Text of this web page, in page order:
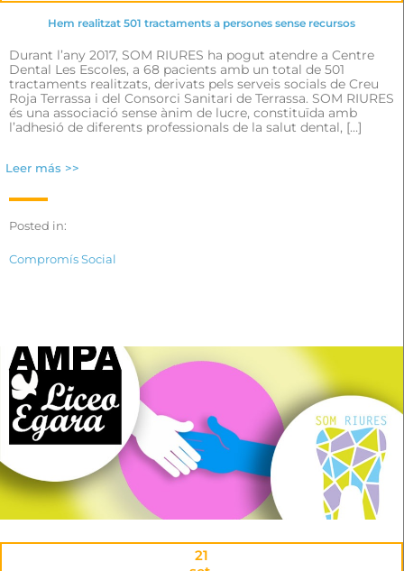
Hem realitzat 501 tractaments a persones sense recursos
Durant l’any 2017, SOM RIURES ha pogut atendre a Centre
Dental Les Escoles, a 68 pacients amb un total de 501
tractaments realitzats, derivats pels serveis socials de Creu
Roja Terrassa i del Consorci Sanitari de Terrassa. SOM RIURES
és una associació sense ànim de lucre, constituïda amb
l’adhesió de diferents professionals de la salut dental, […]
Leer más >>
Posted in:
Compromís Social
21